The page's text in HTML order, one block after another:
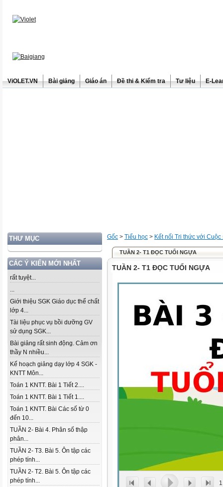
ViOLET.VN Bài giảng Giáo án Đề thi & Kiểm tra Tư liệu E-
THƯ MỤC
CÁC Ý KIẾN MỚI NHẤT
rất tuyệt...
...
Giới thiệu SGK Giáo dục thể chất
lớp 4...
Tài liệu phục vụ bồi dưỡng GV
sử dụng SGK...
Bài giảng rất sinh động. Cảm ơn
thầy N nhiều...
Kế hoạch giảng dạy lớp 4 SGK -
KNTT Môn...
Toán 1 KNTT. Bài 1 Tiết 2....
Toán 1 KNTT. Bài 1 Tiết 1....
Toán 1 KNTT. Bài Các số từ 0
đến 10...
TUẦN 2- Bài 4. Phân số thập
phân...
TUẦN 2- T3. Bài 5. Ôn tập các
phép tính...
TUẦN 2- T2. Bài 5. Ôn tập các
phép tính...
Gốc > Tiểu học > Kết nối Tri thức với Cuộc
TUẦN 2- T1 ĐỌC TUỔI NGỰA
TUẦN 2- T1 ĐỌC TUỔI NGỰA
1